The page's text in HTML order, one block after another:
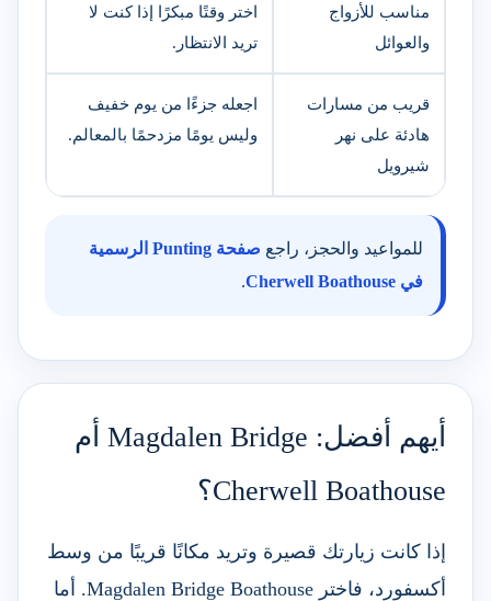
مناسب للأزواج
والعوائل
اختر وقتًا مبكرًا إذا كنت لا
تريد الانتظار.
قريب من مسارات
هادئة على نهر
شيرويل
اجعله جزءًا من يوم خفيف
وليس يومًا مزدحمًا بالمعالم.
للمواعيد والحجز، راجع
صفحة Punting الرسمية
في Cherwell Boathouse
.
أيهم أفضل: Magdalen Bridge أم
Cherwell Boathouse؟
إذا كانت زيارتك قصيرة وتريد مكانًا قريبًا من وسط
أكسفورد، فاختر Magdalen Bridge Boathouse. أما